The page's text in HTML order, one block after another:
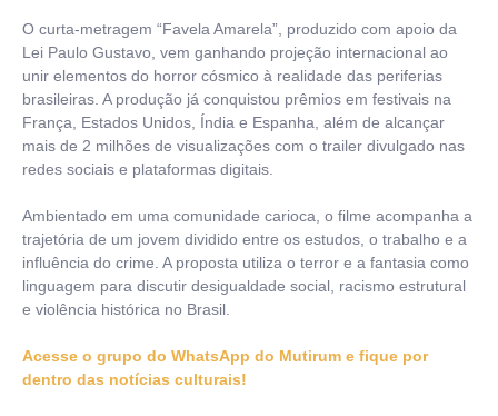
O curta-metragem “Favela Amarela”, produzido com apoio da
Lei Paulo Gustavo, vem ganhando projeção internacional ao
unir elementos do horror cósmico à realidade das periferias
brasileiras. A produção já conquistou prêmios em festivais na
França, Estados Unidos, Índia e Espanha, além de alcançar
mais de 2 milhões de visualizações com o trailer divulgado nas
redes sociais e plataformas digitais.
Ambientado em uma comunidade carioca, o filme acompanha a
trajetória de um jovem dividido entre os estudos, o trabalho e a
influência do crime. A proposta utiliza o terror e a fantasia como
linguagem para discutir desigualdade social, racismo estrutural
e violência histórica no Brasil.
Acesse o grupo do WhatsApp do Mutirum e fique por
dentro das notícias culturais!